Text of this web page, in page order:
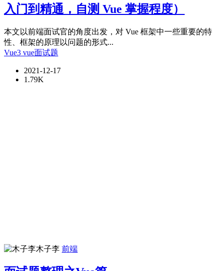
入门到精通，自测 Vue 掌握程度）
本文以前端面试官的角度出发，对 Vue 框架中一些重要的特
性、框架的原理以问题的形式...
Vue3 vue面试题
2021-12-17
1.79K
木子李 前端